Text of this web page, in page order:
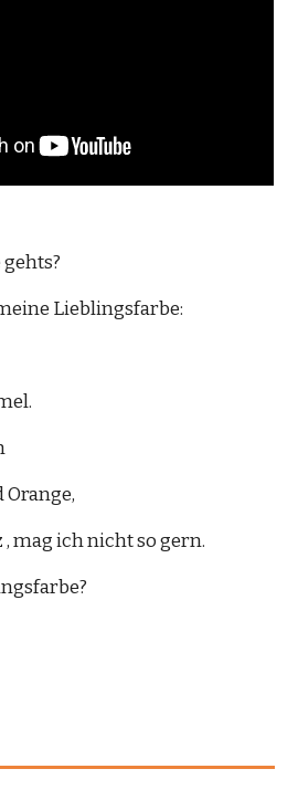
Lieblingsfarbe:
Orange,
mag ich nicht so gern.